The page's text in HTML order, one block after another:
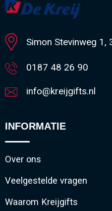
Minimale afname: 1
Simon Stevinweg
0187 48 26 90
info@kreijgifts.nl
INFORMATIE
Over ons
Veelgestelde vragen
Waarom Kreijgifts